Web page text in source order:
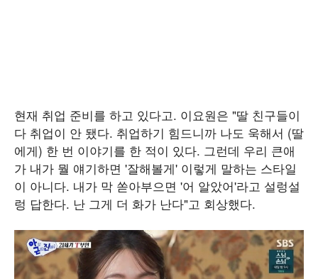
현재 취업 준비를 하고 있다고. 이요원은 "딸 친구들이
다 취업이 안 됐다. 취업하기 힘드니까 나도 욱해서 (딸
에게) 한 번 이야기를 한 적이 있다. 그런데 우리 큰애
가 내가 뭘 얘기하면 '잘해볼게' 이렇게 말하는 스타일
이 아니다. 내가 막 쏟아부으면 '어 알았어'라고 설렁설
렁 답한다. 난 그게 더 화가 난다"고 회상했다.